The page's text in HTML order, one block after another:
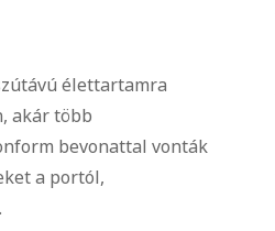
élettartamra
akár több
bevonattal vonták
a portól,